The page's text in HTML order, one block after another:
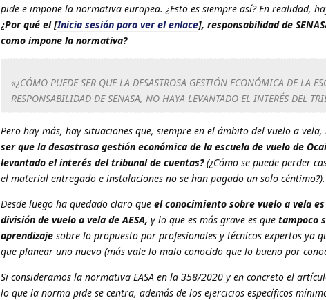
pide e impone la normativa europea. ¿Esto es siempre así? En realidad,
¿Por qué el [Inicia sesión para ver el enlace], responsabilidad de
como impone la normativa?
«¿CÓMO PUEDE SER QUE LA DESASTROSA GESTIÓN ECONÓMICA DE LA
RESPONSABILIDAD DE SENASA, NO HAYA LEVANTADO EL INTERÉS DEL
Pero hay más, hay situaciones que, siempre en el ámbito del vuelo a
ser que la desastrosa gestión económica de la escuela de vuelo de
levantado el interés del tribunal de cuentas?(¿Cómo se puede perder
el material entregado e instalaciones no se han pagado un solo céntimo?).
Desde luego ha quedado claro que el conocimiento sobre vuelo a vela
división de vuelo a vela de AESA, y lo que es más grave es que tampoco
aprendizaje sobre lo propuesto por profesionales y técnicos expertos ya
que planear uno nuevo (más vale lo malo conocido que lo bueno por
Si consideramos la normativa EASA en la 358/2020 y en concreto el
lo que la norma pide se centra, además de los ejercicios específicos